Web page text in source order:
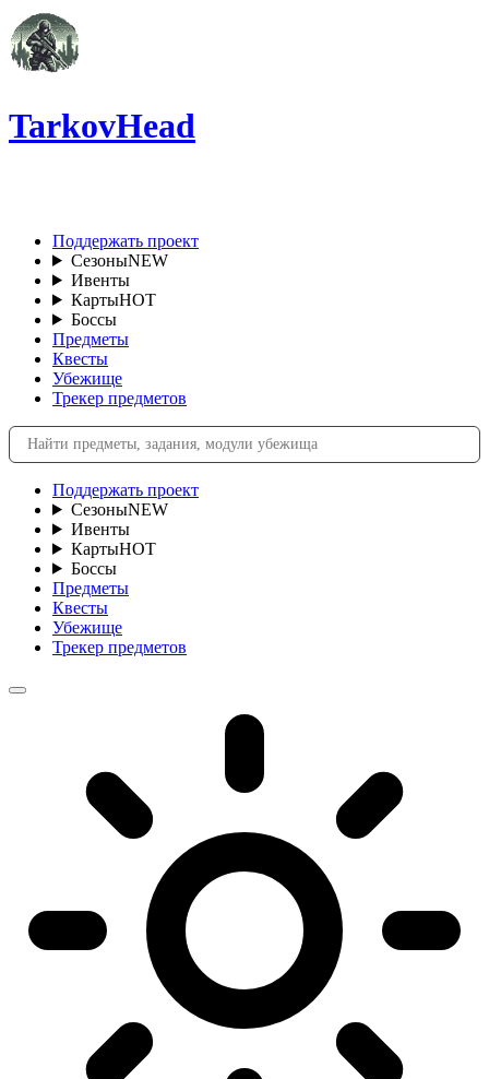
TarkovHead
Поддержать проект
СезоныNEW
Ивенты
КартыHOT
Боссы
Предметы
Квесты
Убежище
Трекер предметов
Поддержать проект
СезоныNEW
Ивенты
КартыHOT
Боссы
Предметы
Квесты
Убежище
Трекер предметов